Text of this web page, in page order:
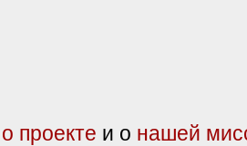
о проекте и о нашей